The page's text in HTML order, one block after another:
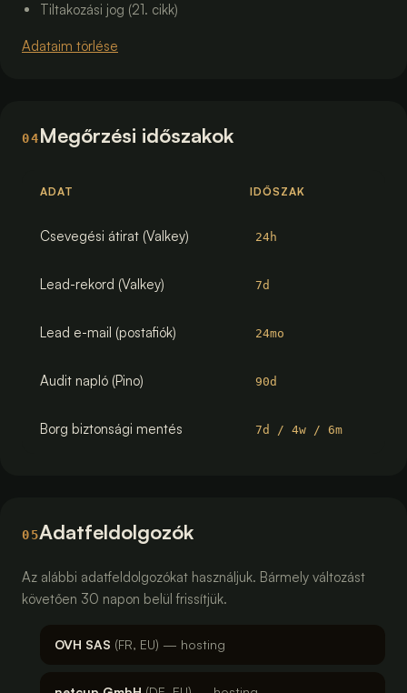
Tiltakozási jog (21. cikk)
Adataim törlése
04Megőrzési időszakok
ADAT IDŐSZAK
Csevegési átirat (Valkey) 24h
Lead-rekord (Valkey) 7d
Lead e-mail (postafiók) 24mo
Audit napló (Pino) 90d
Borg biztonsági mentés 7d / 4w / 6m
05Adatfeldolgozók
Az alábbi adatfeldolgozókat használjuk. Bármely változást
követően 30 napon belül frissítjük.
OVH SAS (FR, EU) — hosting